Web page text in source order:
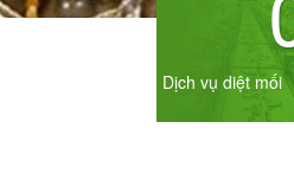
Dịch vụ diệt mối